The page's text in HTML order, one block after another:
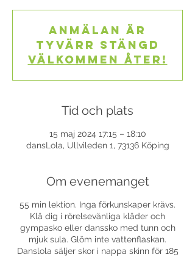
Anmälan är
tyvärr stängd
Välkommen åter!
Tid och plats
15 maj 2024 17:15 – 18:10
dansLola, Ullvileden 1, 73136 Köping
Om evenemanget
55 min lektion. Inga förkunskaper krävs.
Klä dig i rörelsevänliga kläder och
gympasko eller danssko med tunn och
mjuk sula. Glöm inte vattenflaskan.
Danslola säljer skor i nappa skinn för 185